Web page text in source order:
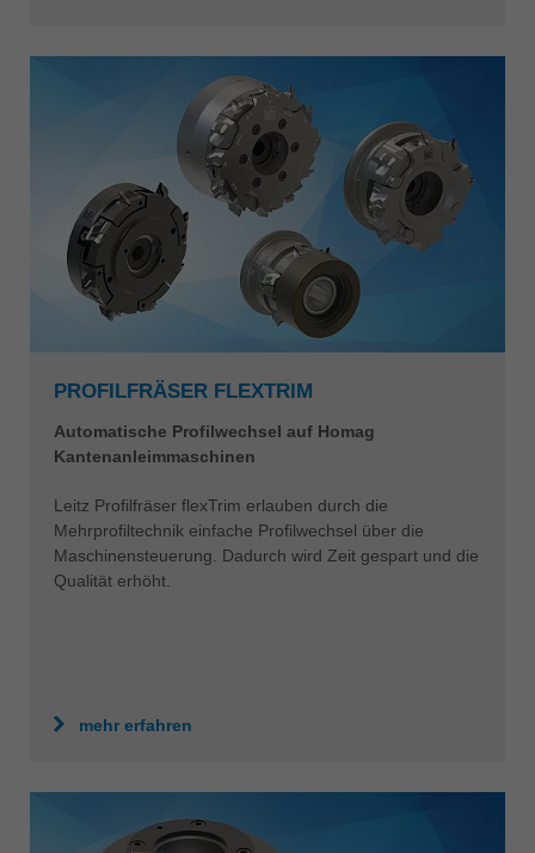
PROFILFRÄSER FLEXTRIM
Automatische Profilwechsel auf Homag
Kantenanleimmaschinen
Leitz Profilfräser flexTrim erlauben durch die
Mehrprofiltechnik einfache Profilwechsel über die
Maschinensteuerung. Dadurch wird Zeit gespart und die
Qualität erhöht.
mehr erfahren